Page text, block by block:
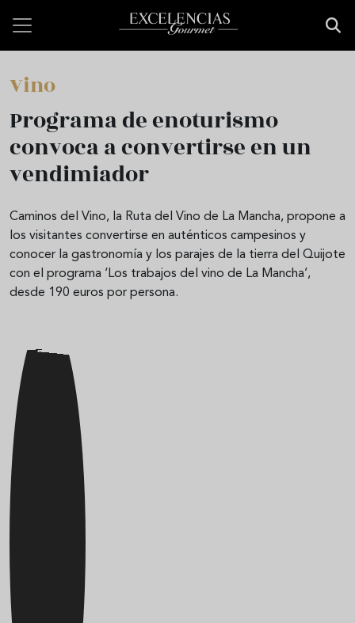
Vino
Programa de enoturismo
convoca a convertirse en un
vendimiador
Caminos del Vino, la Ruta del Vino de La Mancha, propone a
los visitantes convertirse en auténticos campesinos y
conocer la gastronomía y los parajes de la tierra del Quijote
con el programa ‘Los trabajos del vino de La Mancha’,
desde 190 euros por persona.